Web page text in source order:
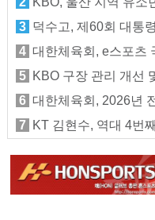
3 덕수고, 제60회 대통
4 대한체육회, e스포츠
5 KBO 구장 관리 개선
6 대한체육회, 2026년
7
KT 김현수, 역대 4번